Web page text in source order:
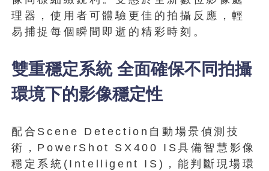
理器，使用者可體驗更佳的拍攝反應，輕
易捕捉每個瞬間即逝的精彩時刻。
雙重穩定系統 全面確保不同拍攝
環境下的影像穩定性
配合Scene Detection自動場景偵測技
術，PowerShot SX400 IS具備智慧影像
穩定系統(Intelligent IS)，能判斷現場環